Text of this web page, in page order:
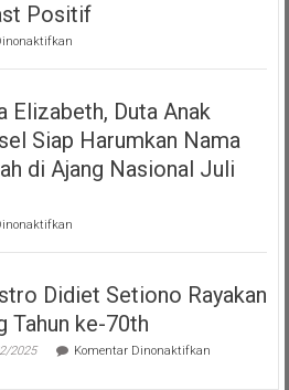
Fonogram
Positif
pada
Elizabeth
Duta
Sumsel
Menginspirasi
Modelling
Positif
Elizabeth, Duta Anak
Siap Harumkan Nama
di Ajang Nasional Juli
pada
Elizabeth,
Anak
Siap
Harumkan
Didiet Setiono Rayakan
Tahun ke-70th
2025 Komentar Dinonaktifkanpada